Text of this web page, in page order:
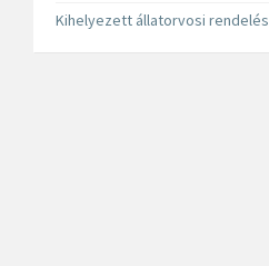
Kihelyezett állatorvosi rendelés